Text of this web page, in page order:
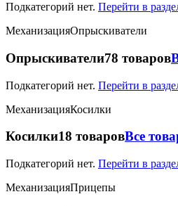
Подкатегорий нет. Перейти в
МеханизацияОпрыскиватели
Опрыскиватели78 товаров
Подкатегорий нет. Перейти в
МеханизацияКосилки
Косилки18 товаровВсе
Подкатегорий нет. Перейти в
МеханизацияПрицепы